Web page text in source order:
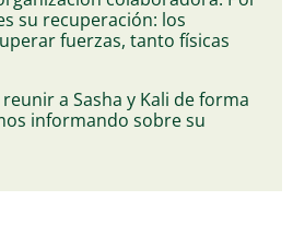
su recuperación: los
fuerzas, tanto físicas
a Sasha y Kali de forma
informando sobre su